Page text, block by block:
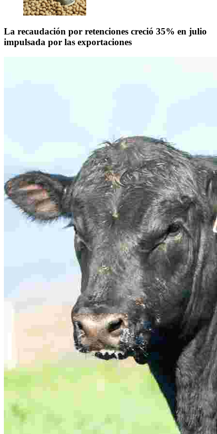
La recaudación por retenciones creció 35% en julio
impulsada por las exportaciones